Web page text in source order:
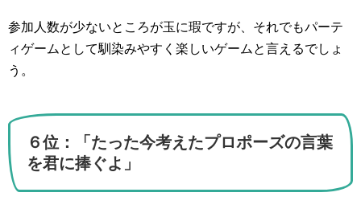
参加人数が少ないところが玉に瑕ですが、それでもパーテ
ィゲームとして馴染みやすく楽しいゲームと言えるでしょ
う。
６位：「たった今考えたプロポーズの言葉
を君に捧ぐよ」